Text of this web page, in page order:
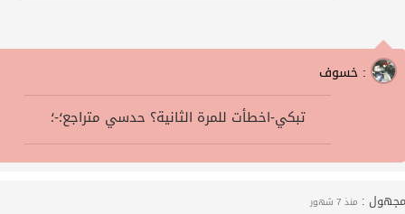
خسوف :
تبكي-اخطأت للمرة الثانية؟ حدسي متراجع؛-؛
مجهول : منذ 7 شهور